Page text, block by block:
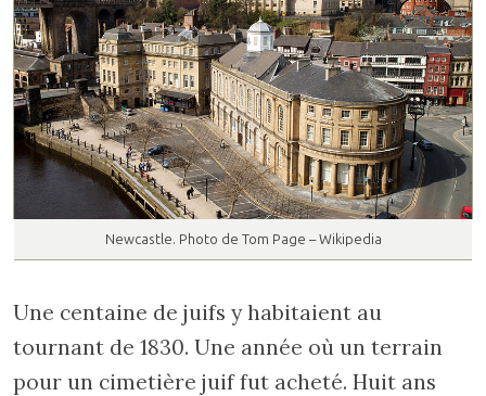
Newcastle. Photo de Tom Page – Wikipedia
Une centaine de juifs y habitaient au
tournant de 1830. Une année où un terrain
pour un cimetière juif fut acheté. Huit ans